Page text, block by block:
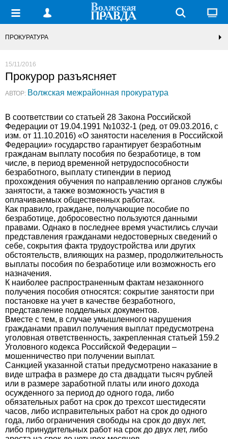
ПРОКУРАТУРА
15/11/2016
Прокурор разъясняет
АВТОР: Волжская межрайонная прокуратура
В соответствии со статьей 28 Закона Российской
Федерации от 19.04.1991 №1032-1 (ред. от 09.03.2016, с
изм. от 11.10.2016) «О занятости населения в Российской
Федерации» государство гарантирует безработным
гражданам выплату пособия по безработице, в том
числе, в период временной нетрудоспособности
безработного, выплату стипендии в период
прохождения обучения по направлению органов службы
занятости, а также возможность участия в
оплачиваемых общественных работах.
Как правило, граждане, получающие пособие по
безработице, добросовестно пользуются данными
правами. Однако в последнее время участились случаи
представления гражданами недостоверных сведений о
себе, сокрытия факта трудоустройства или других
обстоятельств, влияющих на размер, продолжительность
выплаты пособия по безработице или возможность его
назначения.
К наиболее распространенным фактам незаконного
получения пособия относятся: сокрытие занятости при
постановке на учет в качестве безработного,
представление поддельных документов.
Вместе с тем, в случае умышленного нарушения
гражданами правил получения выплат предусмотрена
уголовная ответственность, закрепленная статьей 159.2
Уголовного кодекса Российской Федерации –
мошенничество при получении выплат.
Санкцией указанной статьи предусмотрено наказание в
виде штрафа в размере до ста двадцати тысяч рублей
или в размере заработной платы или иного дохода
осужденного за период до одного года, либо
обязательных работ на срок до трехсот шестидесяти
часов, либо исправительных работ на срок до одного
года, либо ограничения свободы на срок до двух лет,
либо принудительных работ на срок до двух лет, либо